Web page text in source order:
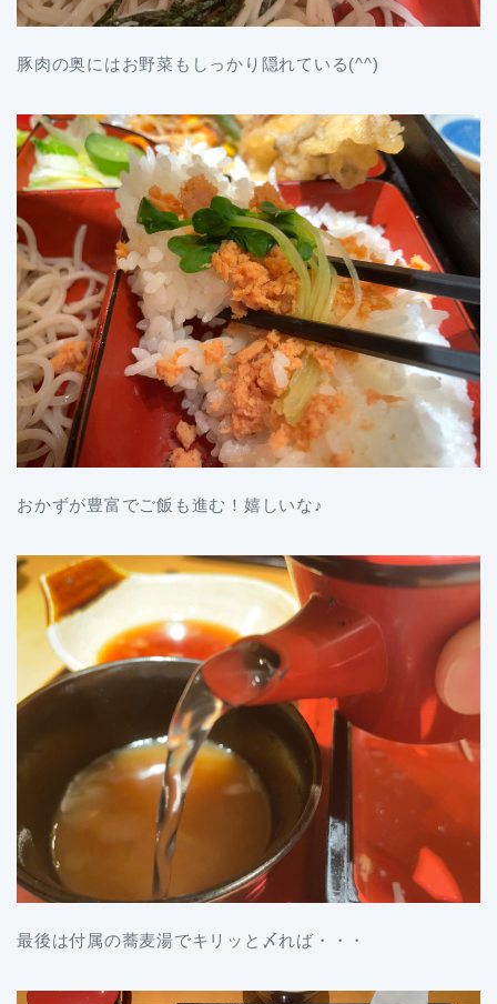
豚肉の奥にはお野菜もしっかり隠れている(^^)
おかずが豊富でご飯も進む！嬉しいな♪
最後は付属の蕎麦湯でキリッと〆れば・・・